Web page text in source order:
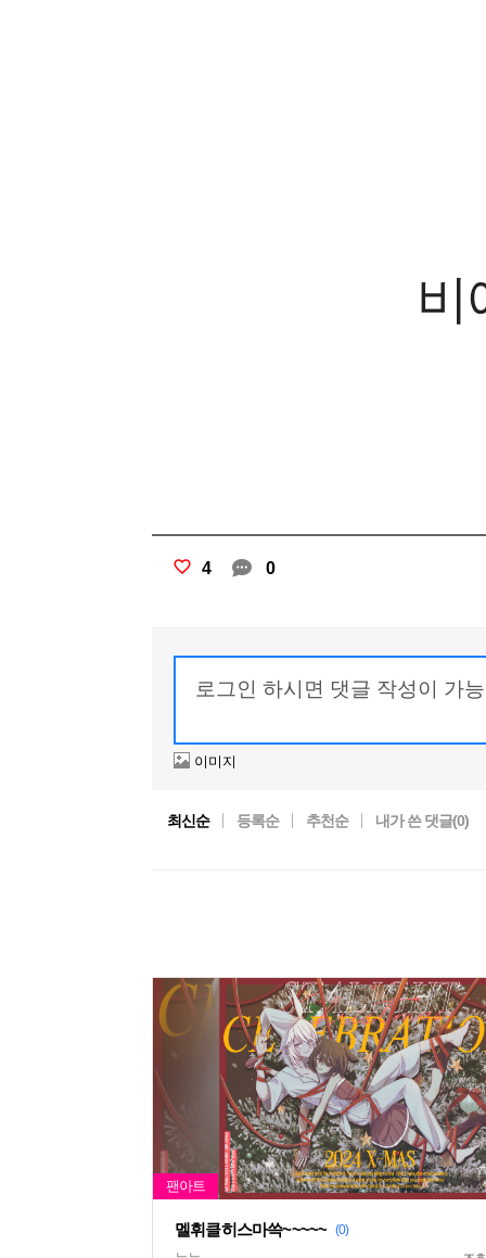
비
4 0
이미지
최신순 등록순 추천순 내가 쓴 댓글(0)
멜휘클히스마쓱~~~~~ (0)